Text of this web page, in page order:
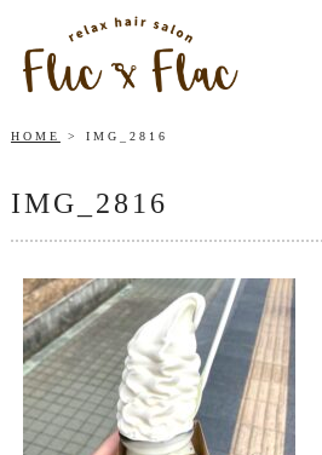
HOME IMG_2816
IMG_2816